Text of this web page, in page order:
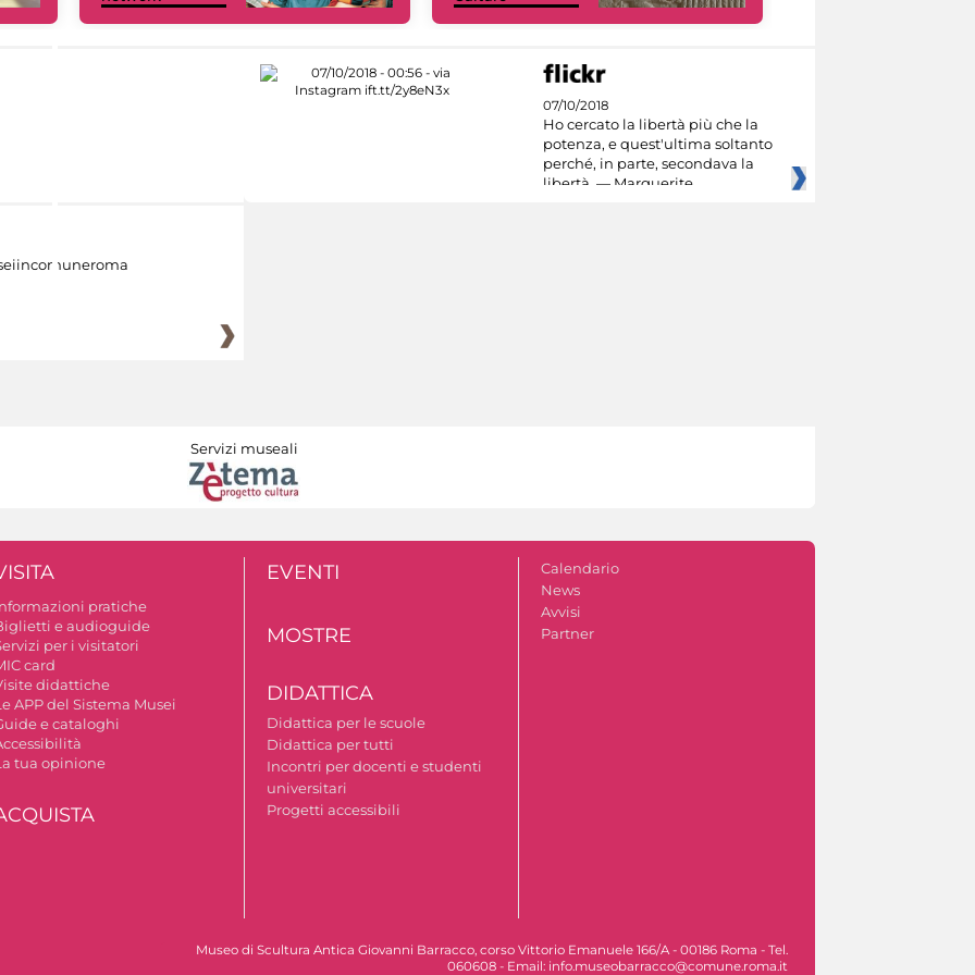
07/10/2018
Ho cercato la libertà più che la
potenza, e quest'ultima soltanto
perché, in parte, secondava la
libertà. — Marguerite
Servizi museali
pratiche
e audioguide
per i visitatori
card
didattiche
APP del Sistema Musei
e cataloghi
tua opinione
EVENTI
MOSTRE
DIDATTICA
Didattica per le scuole
Didattica per tutti
Incontri per docenti e studenti
universitari
Progetti accessibili
Calendario
News
Avvisi
Partner
Museo di Scultura Antica Giovanni Barracco, corso Vittorio Emanuele 166/A - 00186 Roma - Tel.
060608 - Email: info.museobarracco@comune.roma.it